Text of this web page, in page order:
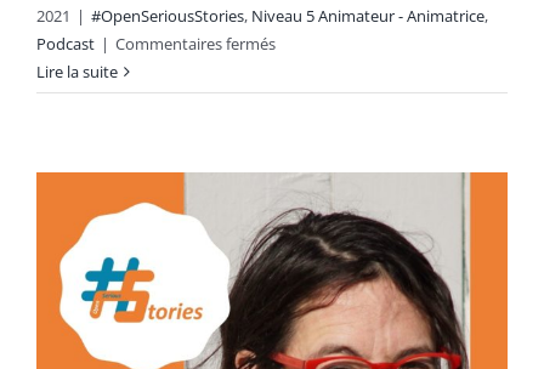
2021 | #OpenSeriousStories, Niveau 5 Animateur - Animatrice,
Podcast | Commentaires ferméssur
retour
animateur
Grégory
Delmotte
[Podcast
9min]
Lire la suite